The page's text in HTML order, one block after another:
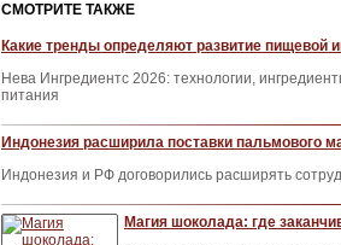
CМОТРИТЕ ТАКЖЕ
Какие тренды определяют развитие пищевой
Нева Ингредиентс 2026: технологии,
питания
Индонезия расширила поставки пальмового
Индонезия и РФ договорились расширять
Магия шоколада: где